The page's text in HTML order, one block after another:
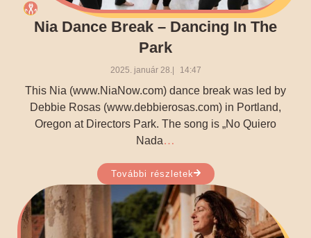
Nia Dance Break – Dancing In The
Park
2025. január 28. 14:47
This Nia (www.NiaNow.com) dance break was led by
Debbie Rosas (www.debbierosas.com) in Portland,
Oregon at Directors Park. The song is „No Quiero
Nada…
További részletek